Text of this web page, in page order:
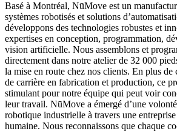
Basé à Montréal, NūMove est un
systèmes robotisés et solutions
développons des technologies robustes et
expertises en conception, programmation,
vision artificielle. Nous assemblons et
directement dans notre atelier de 32 000
la mise en route chez nos clients. En plus de
de carrière en fabrication et production, ce
stimulant pour notre équipe qui peut voir
leur travail. NūMove a émergé d’une
robotique industrielle à travers une
humaine. Nous reconnaissons que chaque